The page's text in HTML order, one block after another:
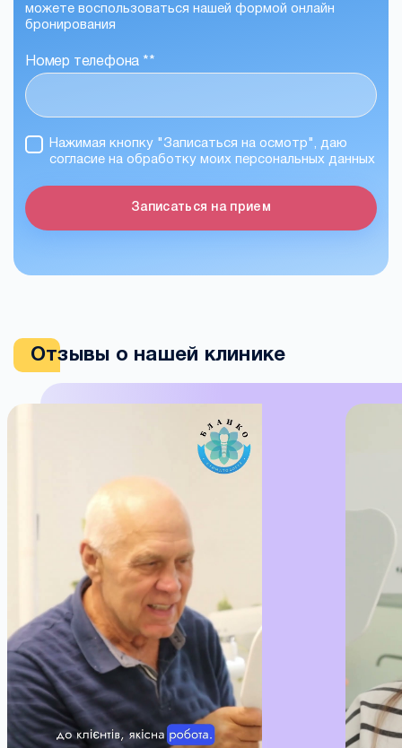
можете воспользоваться нашей формой онлайн
бронирования
Номер телефона **
Нажимая кнопку "Записаться на осмотр", даю
согласие на обработку моих персональных данных
Записаться на прием
Отзывы о нашей клинике